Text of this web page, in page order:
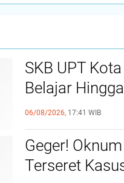
SKB UPT
Belajar
Sepenuhnya
06/08/2026, 17:41 WIB
Geger!
Terseret